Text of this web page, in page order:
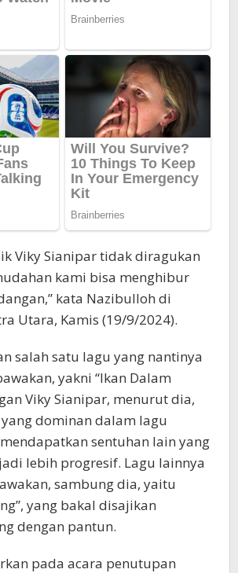
Viky Sianipar tidak diragukan
kami bisa menghibur
kata Nazibulloh di
Utara, Kamis (19/9/2024).
salah satu lagu yang nantinya
yakni “Ikan Dalam
Viky Sianipar, menurut dia,
dominan dalam lagu
sentuhan lain yang
lebih progresif. Lagu lainnya
sambung dia, yaitu
yang bakal disajikan
dengan pantun.
pada acara penutupan